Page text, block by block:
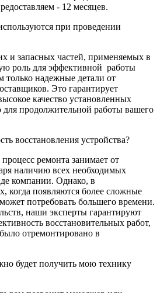
- 12 месяцев.
при проведении
и запасных частей, применяемых в
роль для эффективной работы
надежные детали от
Это гарантирует
качество установленных
продолжительной работы вашего
восстановления устройства?
ремонта занимает от
наличию всех необходимых
компании. Однако, в
когда появляются более сложные
потребовать большего времени.
наши эксперты гарантируют
восстановительных работ,
отремонтировано в
будет получить мою технику